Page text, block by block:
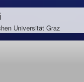
Universität Graz